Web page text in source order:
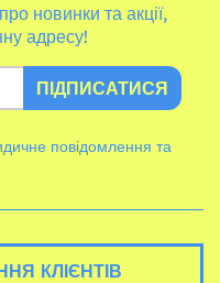
новинки та акції,
адресу!
ПІДПИСАТИСЯ
повідомлення та
КЛІЄНТІВ